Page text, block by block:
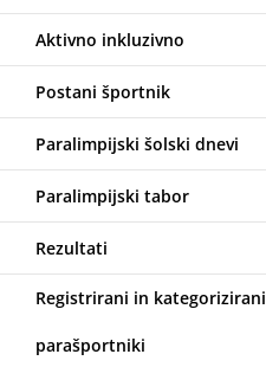
Aktivno inkluzivno
Postani športnik
Paralimpijski šolski dnevi
Paralimpijski tabor
Rezultati
Registrirani in kategorizirani
parašportniki